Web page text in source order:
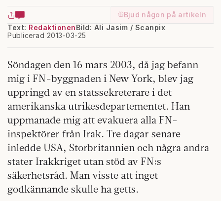
Bjud någon på artikeln
Text: Redaktionen
Publicerad 2013-03-25
Bild: Ali Jasim / Scanpix
Söndagen den 16 mars 2003, då jag befann
mig i FN-byggnaden i New York, blev jag
uppringd av en statssekreterare i det
amerikanska utrikesdepartementet. Han
uppmanade mig att evakuera alla FN-
inspektörer från Irak. Tre dagar senare
inledde USA, Storbritannien och några andra
stater Irakkriget utan stöd av FN:s
säkerhetsråd. Man visste att inget
godkännande skulle ha getts.